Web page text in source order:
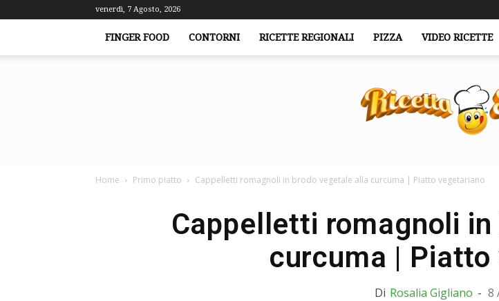
venerdì, 7 Agosto, 2026
FINGER FOOD CONTORNI RICETTE REGIONALI PIZZA VIDEO RICETTE
Home Primo piatto Cappelletti romagnoli in brodo vegetale alla curcuma | Piatto vegetariano
Cappelletti romagnoli
curcuma |
Di Rosalia Gigliano - 8